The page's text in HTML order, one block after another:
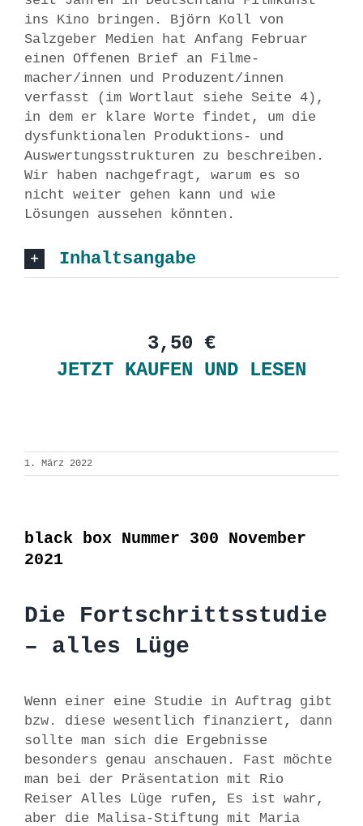
ins Kino bringen. Björn Koll von
Salzgeber Medien hat Anfang Februar
einen Offenen Brief an Filme-
macher/innen und Produzent/innen
verfasst (im Wortlaut siehe Seite 4),
in dem er klare Worte findet, um die
dysfunktionalen Produktions- und
Auswertungsstrukturen zu beschreiben.
Wir haben nachgefragt, warum es so
nicht weiter gehen kann und wie
Lösungen aussehen könnten.
Inhaltsangabe
3,50 €
JETZT KAUFEN UND LESEN
1. März 2022
black box Nummer 300 November
2021
Die Fortschrittsstudie
– alles Lüge
Wenn einer eine Studie in Auftrag gibt
bzw. diese wesentlich finanziert, dann
sollte man sich die Ergebnisse
besonders genau anschauen. Fast möchte
man bei der Präsentation mit Rio
Reiser Alles Lüge rufen, Es ist wahr,
aber die Malisa-Stiftung mit Maria